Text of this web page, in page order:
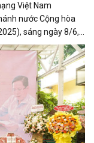
Việt Nam
nước Cộng hòa
sáng ngày 8/6,
phối hợp cùng Báo
“Dấu ấn 30 năm
báo Tô Đình Tuân -
Chấp hành Hội